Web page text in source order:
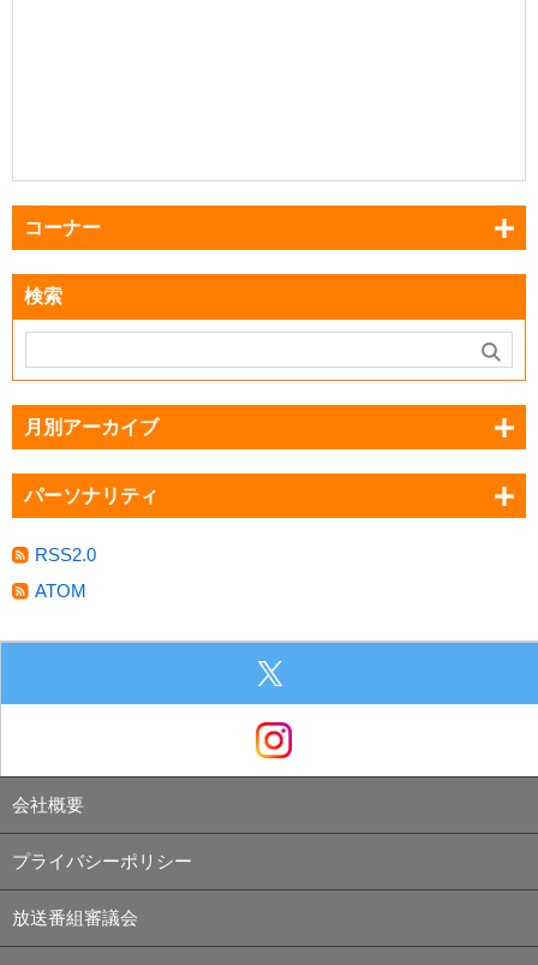
コーナー
検索
月別アーカイブ
パーソナリティ
RSS2.0
ATOM
会社概要
プライバシーポリシー
放送番組審議会